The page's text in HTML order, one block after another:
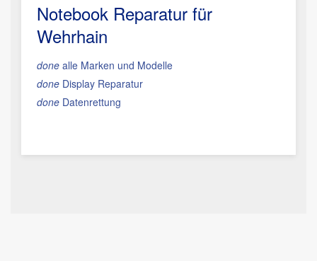
Notebook Reparatur für
Wehrhain
done alle Marken und Modelle
done Display Reparatur
done Datenrettung